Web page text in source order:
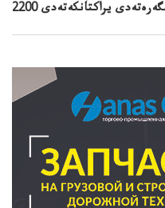
يراكتانكەتەدى